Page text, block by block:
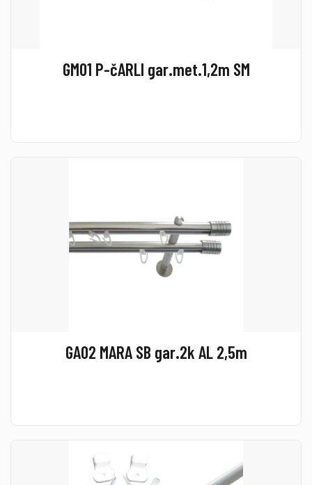
GM01 P-čARLI gar.met.1,2m SM
GA02 MARA SB gar.2k AL 2,5m